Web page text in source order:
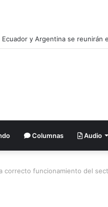
ante injerencias extranjeras
Columnas Audio
correcto funcionamiento del